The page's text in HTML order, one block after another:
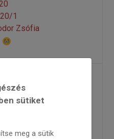
1
Zsófia
Magyar
a német
sütiket
meg a sütik